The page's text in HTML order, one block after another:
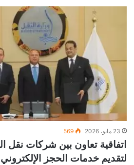
23 مايو، 2026 569
لتقديم خدمات الحجز